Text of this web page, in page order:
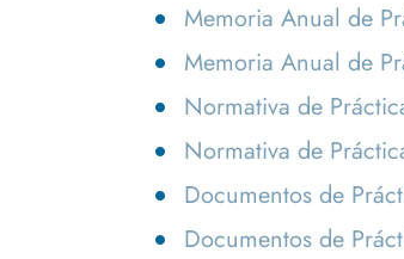
Memoria Anual de
Memoria Anual de
Normativa de
Normativa de
Documentos de
Documentos de